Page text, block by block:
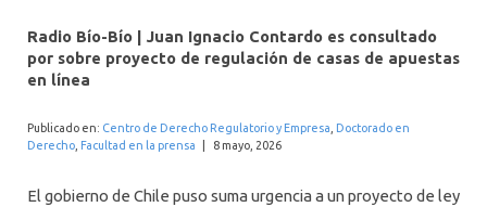
INTERNACIONAL
Radio Bío-Bío | Juan Ignacio Contardo es consultado
por sobre proyecto de regulación de casas de apuestas
en línea
Publicado en: Centro de Derecho Regulatorio y Empresa Doctorado en
Derecho Facultad en la prensa 8 mayo, 2026
El gobierno de Chile puso suma urgencia a un proyecto de ley